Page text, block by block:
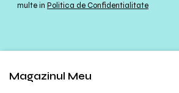
multe in Politica de Confidentialitate
Magazinul Meu